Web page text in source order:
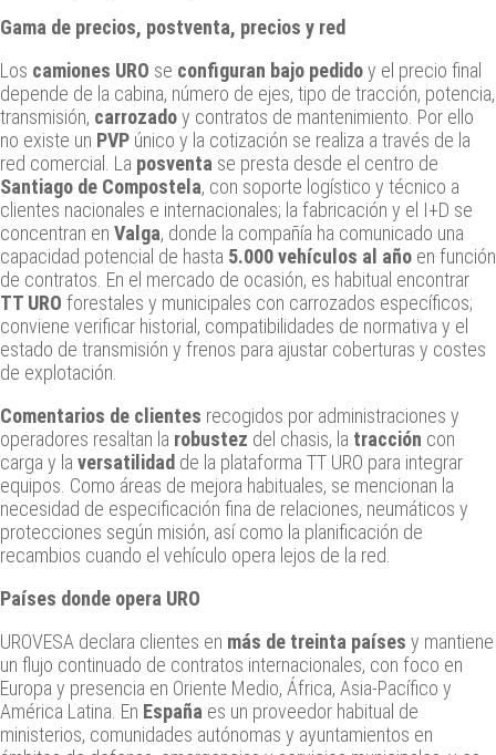
Gama de precios, postventa, precios y red
Los camiones URO se configuran bajo pedidoy el precio final
depende de la cabina, número de ejes, tipo de tracción, potencia,
transmisión, carrozadoy contratos de mantenimiento. Por ello
no existe un PVP único y la cotización se realiza a través de la
red comercial. La posventa se presta desde el centro de
Santiago de Compostela, con soporte logístico y técnico a
clientes nacionales e internacionales; la fabricación y el I+D se
concentran en Valga, donde la compañía ha comunicado una
capacidad potencial de hasta 5.000 vehículos al año en función
de contratos. En el mercado de ocasión, es habitual encontrar
TT URO forestales y municipales con carrozados específicos;
conviene verificar historial, compatibilidades de normativa y el
estado de transmisión y frenos para ajustar coberturas y costes
de explotación.
Comentarios de clientes recogidos por administraciones y
operadores resaltan la robustez del chasis, la tracción con
carga y la versatilidad de la plataforma TT URO para integrar
equipos. Como áreas de mejora habituales, se mencionan la
necesidad de especificación fina de relaciones, neumáticos y
protecciones según misión, así como la planificación de
recambios cuando el vehículo opera lejos de la red.
Países donde opera URO
UROVESA declara clientes en más de treinta países y mantiene
un flujo continuado de contratos internacionales, con foco en
Europa y presencia en Oriente Medio, África, Asia-Pacífico y
América Latina. En España es un proveedor habitual de
ministerios, comunidades autónomas y ayuntamientos en